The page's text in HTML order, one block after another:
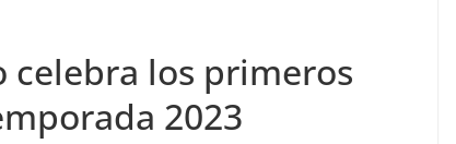
celebra los primeros
2023